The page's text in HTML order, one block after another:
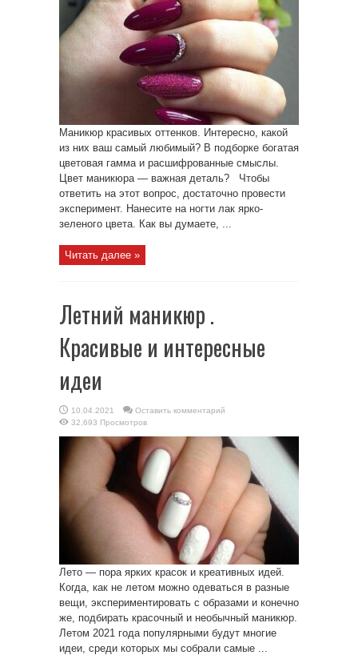
Маникюр красивых оттенков. Интересно, какой
из них ваш самый любимый? В подборке богатая
цветовая гамма и расшифрованные смыслы.
Цвет маникюра — важная деталь? Чтобы
ответить на этот вопрос, достаточно провести
эксперимент. Нанесите на ногти лак ярко-
зеленого цвета. Как вы думаете, ...
Читать далее »
Летний маникюр .
Красивые и интересные
идеи
10.04.2021
Оставить комментарий
32,693 Просмотров
Лето — пора ярких красок и креативных идей.
Когда, как не летом можно одеваться в разные
вещи, экспериментировать с образами и конечно
же, подбирать красочный и необычный маникюр.
Летом 2021 года популярными будут многие
идеи, среди которых мы собрали самые ...